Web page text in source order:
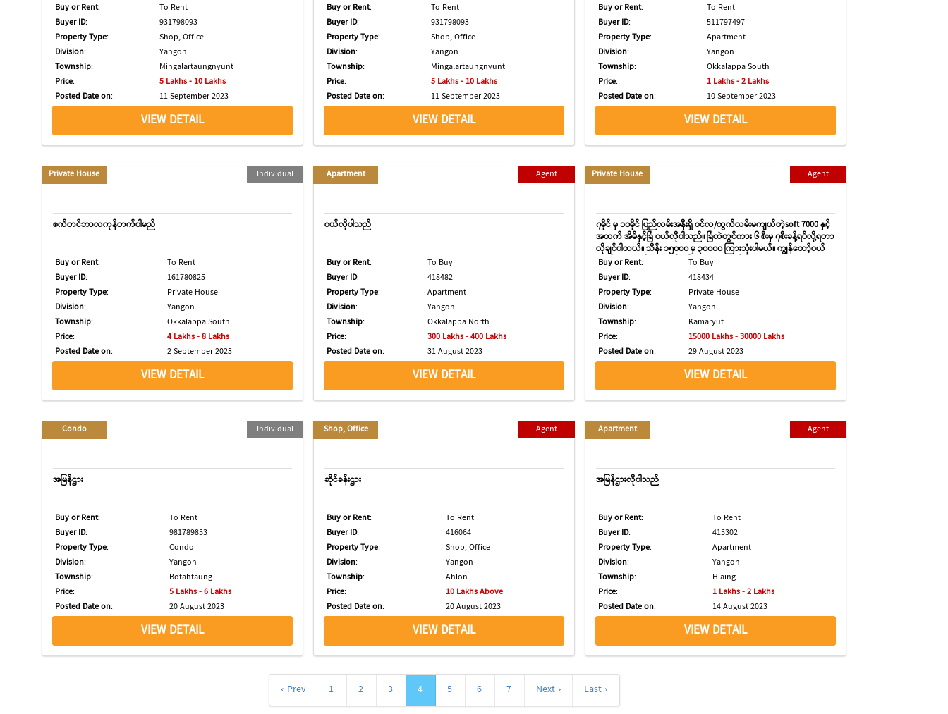
Buy or Rent:
To Rent
Buyer ID:
931798093
Property Type:
Shop, Office
Division:
Yangon
Township:
Mingalartaungnyunt
Price:
5 Lakhs - 10 Lakhs
Posted Date on: 11 September 2023
VIEW DETAIL
Buy or Rent:
To Rent
Buyer ID:
931798093
Property Type:
Shop, Office
Division:
Yangon
Township:
Mingalartaungnyunt
Price:
5 Lakhs - 10 Lakhs
Posted Date on: 11 September 2023
VIEW DETAIL
Buy or Rent:
To Rent
Buyer ID:
511797497
Property Type:
Apartment
Division:
Yangon
Township:
Okkalappa South
Price:
1 Lakhs - 2 Lakhs
Posted Date on: 10 September 2023
VIEW DETAIL
Private House Individual
စက်တင်ဘာလကုန်တက်ပါမည်
Buy or Rent:
To Rent
Buyer ID:
161780825
Property Type:
Private House
Division:
Yangon
Township:
Okkalappa South
Price:
4 Lakhs - 8 Lakhs
Posted Date on: 2 September 2023
VIEW DETAIL
Apartment Agent
ဝယ်လိုပါသည်
Buy or Rent:
To Buy
Buyer ID:
418482
Property Type:
Apartment
Division:
Yangon
Township:
Okkalappa North
Price:
300 Lakhs - 400 Lakhs
Posted Date on: 31 August 2023
VIEW DETAIL
Private House Agent
၇မိုင် မှ ၁၀မိုင် ပြည်လမ်းအနီးရှိ ဝင်လ/ထွက်လမ်းမကျယ်တဲ့soft 7000 နှင့်
အထက် အိမ်နှင့်ခြံ ဝယ်လိုပါသည်။ ခြံထဲတွင်ကား ၆ စီးမှ ၇စီးခန့်ရပ်လို့ရတာ
လိုချင်ပါတယ်။ သိန်း ၁၅၀၀၀ မှ ၃၀၀၀၀ ကြားသုံးပါမယ်။ ကျွန်တော့်ဝယ်
လက်မှ အရောင်းရှာဖွေရန်အပ်ထားတဲ့အတွက်ပါ။ Agent phone _
0943120911
Buy or Rent:
To Buy
Buyer ID:
418434
Property Type:
Private House
Division:
Yangon
Township:
Kamaryut
Price:
15000 Lakhs - 30000 Lakhs
Posted Date on: 29 August 2023
VIEW DETAIL
Condo Individual
အမြန်ဌား
Buy or Rent:
To Rent
Buyer ID:
981789853
Property Type:
Condo
Division:
Yangon
Township:
Botahtaung
Price:
5 Lakhs - 6 Lakhs
Posted Date on: 20 August 2023
VIEW DETAIL
Shop, Office Agent
ဆိုင်ခန်းဌား
Buy or Rent:
To Rent
Buyer ID:
416064
Property Type:
Shop, Office
Division:
Yangon
Township:
Ahlon
Price:
10 Lakhs Above
Posted Date on: 20 August 2023
VIEW DETAIL
Apartment Agent
အမြန်ဌားလိုပါသည်
Buy or Rent:
To Rent
Buyer ID:
415302
Property Type:
Apartment
Division:
Yangon
Township:
Hlaing
Price:
1 Lakhs - 2 Lakhs
Posted Date on: 14 August 2023
VIEW DETAIL
‹ Prev 1 2 3 4 5 6 7 Next › Last ›